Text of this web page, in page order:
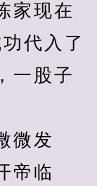
家现在
代入了
一股子
微发
帝临